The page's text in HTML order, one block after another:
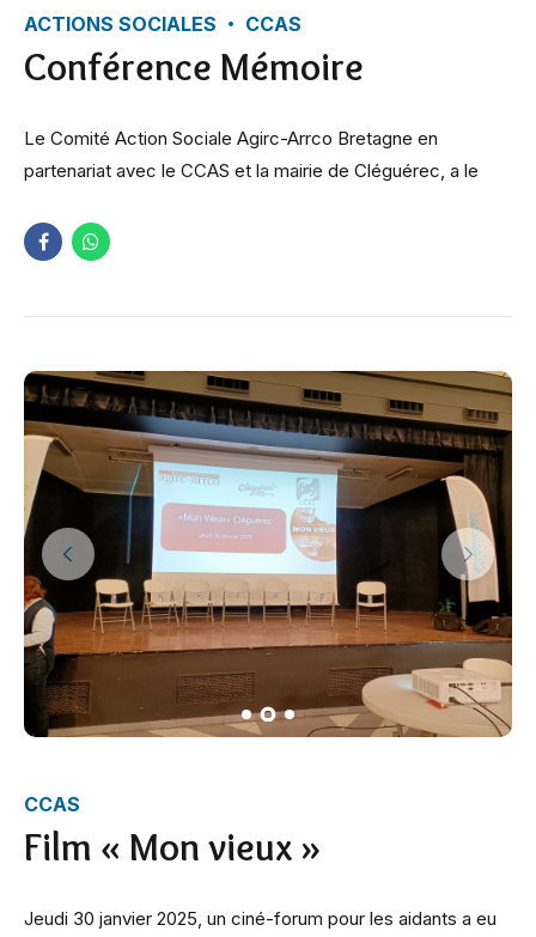
ACTIONS SOCIALES CCAS
Conférence Mémoire
Le Comité Action Sociale Agirc-Arrco Bretagne en
partenariat avec le CCAS et la mairie de Cléguérec, a le
« Mon Vieux » de Elie SEMOUN et Marjory DEJARDIN
CCAS
Film « Mon vieux »
Jeudi 30 janvier 2025, un ciné-forum pour les aidants a eu